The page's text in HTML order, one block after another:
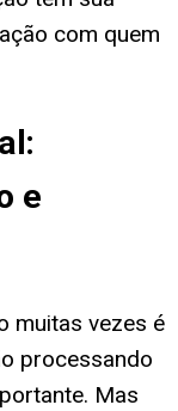
com quem
e
muitas vezes é
processando
Mas